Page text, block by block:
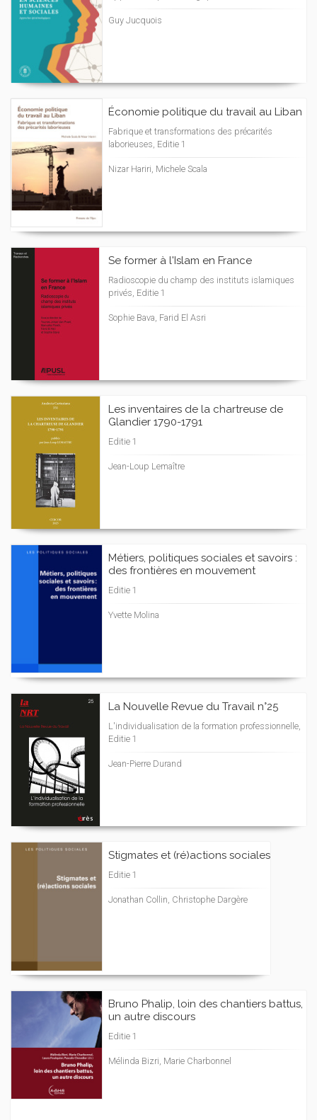
Guy Jucquois
Économie politique du travail au Liban
Fabrique et transformations des précarités
laborieuses, Editie 1
Nizar Hariri, Michele Scala
Se former à l'Islam en France
Radioscopie du champ des instituts islamiques
privés, Editie 1
Sophie Bava, Farid El Asri
Les inventaires de la chartreuse de
Glandier 1790-1791
Editie 1
Jean-Loup Lemaître
Métiers, politiques sociales et savoirs :
des frontières en mouvement
Editie 1
Yvette Molina
La Nouvelle Revue du Travail n°25
L'individualisation de la formation professionnelle,
Editie 1
Jean-Pierre Durand
Stigmates et (ré)actions sociales
Editie 1
Jonathan Collin, Christophe Dargère
Bruno Phalip, loin des chantiers battus,
un autre discours
Editie 1
Mélinda Bizri, Marie Charbonnel